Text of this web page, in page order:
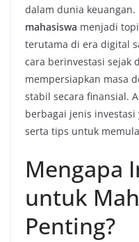
dalam dunia keuangan.
mahasiswa menjadi
terutama di era digital
cara berinvestasi sejak
mempersiapkan masa
stabil secara finansial.
berbagai jenis investasi
serta tips untuk
Mengapa
untuk
Penting?